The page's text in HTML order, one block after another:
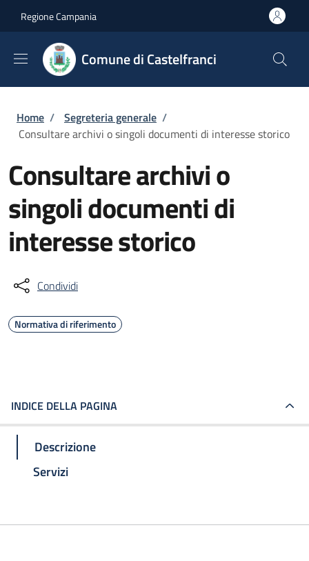
Regione Campania
Comune di Castelfranci
Briciole di pane
Home / Segreteria generale /
Consultare archivi o singoli documenti di interesse storico
Consultare archivi o
singoli documenti di
interesse storico
Condividi
Normativa di riferimento
INDICE DELLA PAGINA
Descrizione
Servizi